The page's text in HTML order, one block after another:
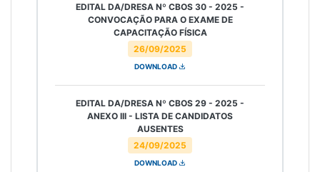
26/09/2025
EDITAL DA/DRESA Nº CBOS 30 - 2025 -
CONVOCAÇÃO PARA O EXAME DE
CAPACITAÇÃO FÍSICA
DOWNLOAD
24/09/2025
EDITAL DA/DRESA Nº CBOS 29 - 2025 -
ANEXO III - LISTA DE CANDIDATOS
AUSENTES
DOWNLOAD